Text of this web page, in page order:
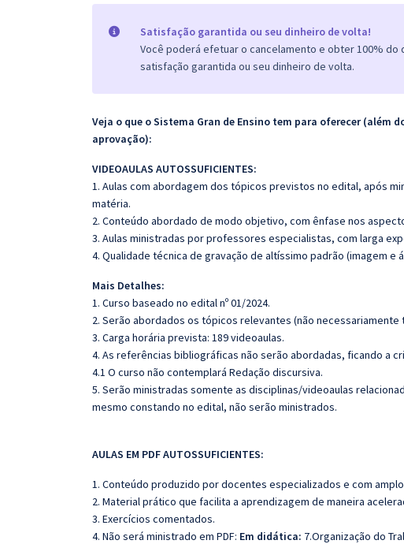
Satisfação garantida ou seu dinheiro de volta!
Você poderá efetuar o cancelamento e obter 100% do
satisfação garantida ou seu dinheiro de volta.
Veja o que o Sistema Gran de Ensino tem para oferecer (além
aprovação):
VIDEOAULAS AUTOSSUFICIENTES:
1. Aulas com abordagem dos tópicos previstos no edital, após
matéria.
2. Conteúdo abordado de modo objetivo, com ênfase nos
3. Aulas ministradas por professores especialistas, com larga
4. Qualidade técnica de gravação de altíssimo padrão (imagem e
Mais Detalhes:
1. Curso baseado no edital nº 01/2024.
2. Serão abordados os tópicos relevantes (não
3. Carga horária prevista: 189 videoaulas.
4. As referências bibliográficas não serão abordadas, ficando a
4.1 O curso não contemplará Redação discursiva.
5. Serão ministradas somente as disciplinas/videoaulas
mesmo constando no edital, não serão ministrados.
AULAS EM PDF AUTOSSUFICIENTES:
1. Conteúdo produzido por docentes especializados e com
2. Material prático que facilita a aprendizagem de maneira
3. Exercícios comentados.
4. Não será ministrado em PDF: Em didática: 7.Organização do